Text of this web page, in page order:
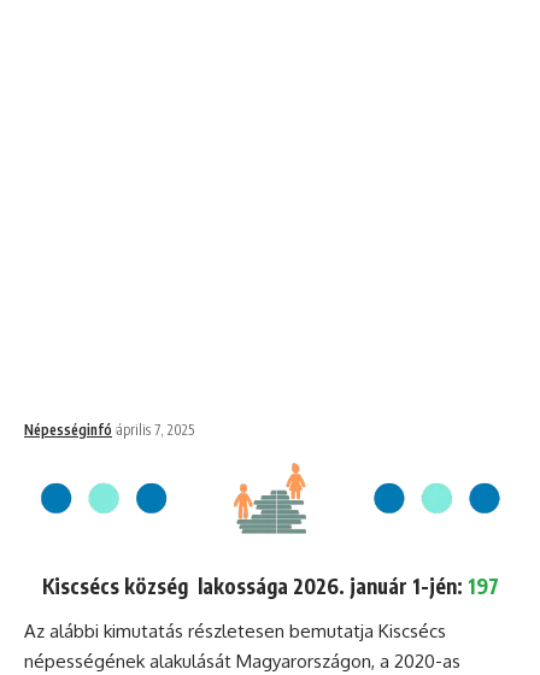
Népességinfó április 7, 2025
Kiscsécs község lakossága 2026. január 1-jén: 197
Az alábbi kimutatás részletesen bemutatja Kiscsécs
népességének alakulását Magyarországon, a 2020-as